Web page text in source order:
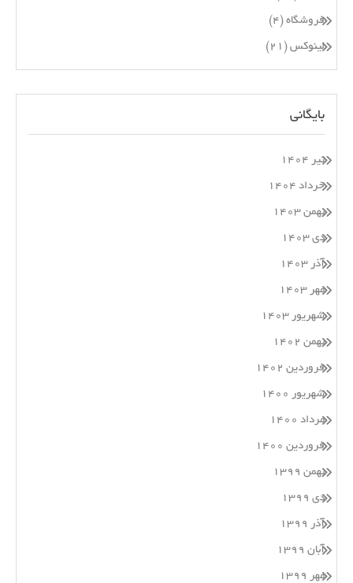
فروشگاه (۴)
لینوکس (۲۱)
بایگانی
تیر ۱۴۰۴
خرداد ۱۴۰۴
بهمن ۱۴۰۳
دی ۱۴۰۳
آذر ۱۴۰۳
مهر ۱۴۰۳
شهریور ۱۴۰۳
بهمن ۱۴۰۲
فروردین ۱۴۰۲
شهریور ۱۴۰۰
مرداد ۱۴۰۰
فروردین ۱۴۰۰
بهمن ۱۳۹۹
دی ۱۳۹۹
آذر ۱۳۹۹
آبان ۱۳۹۹
مهر ۱۳۹۹